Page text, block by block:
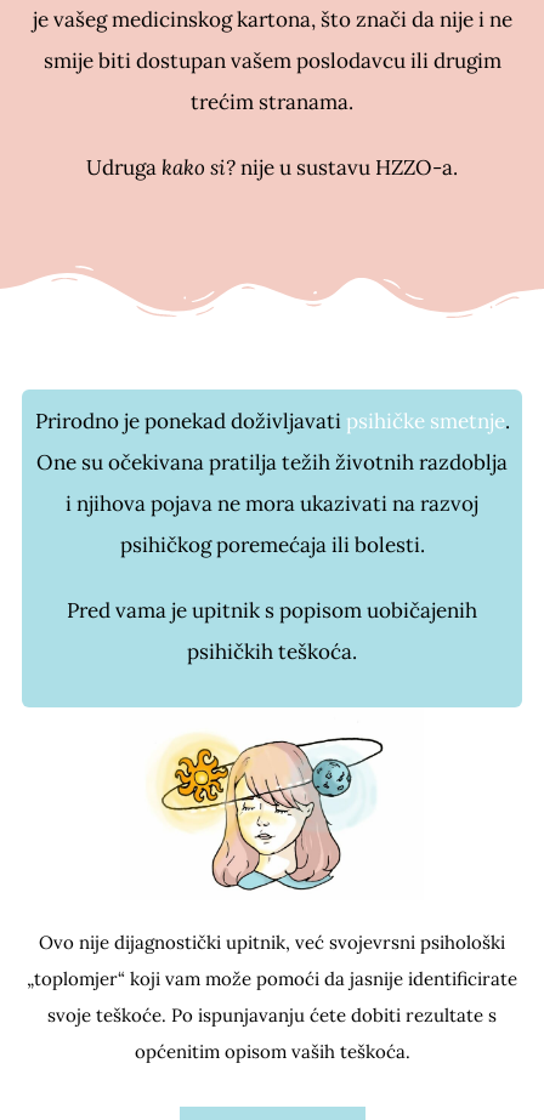
je vašeg medicinskog kartona, što znači da nije i ne
smije biti dostupan vašem poslodavcu ili drugim
trećim stranama.
Udruga kako si?nije u sustavu HZZO-a.
Prirodno je ponekad doživljavati psihičke smetnje.
One su očekivana pratilja težih životnih razdoblja
i njihova pojava ne mora ukazivati na razvoj
psihičkog poremećaja ili bolesti.
Pred vama je upitnik s popisom uobičajenih
psihičkih teškoća.
Ovo nije dijagnostički upitnik, već svojevrsni psihološki
„toplomjer“ koji vam može pomoći da jasnije identificirate
svoje teškoće. Po ispunjavanju ćete dobiti rezultate s
općenitim opisom vaših teškoća.